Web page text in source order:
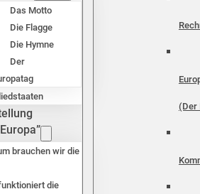
Das Motto
Die Flagge
Die Hymne
Der
brauchen wir die
die
(Der